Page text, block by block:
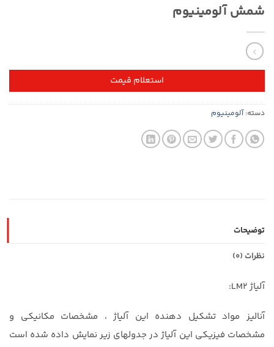
شمش آلومینیوم
استعلام قیمت
دسته:آلومینیوم
توضیحات
نظرات (0)
آلیاژ LM2:
آنالیز مواد تشکیل دهنده این آلیاژ ، مشخصات مکانیکی و
مشخصات فیزیکی این آلیاژ در جدولهای زیر نمایش داده شده است